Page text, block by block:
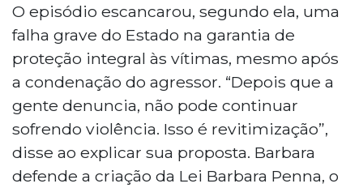
O episódio escancarou, segundo ela, uma
falha grave do Estado na garantia de
proteção integral às vítimas, mesmo após
a condenação do agressor. “Depois que a
gente denuncia, não pode continuar
sofrendo violência. Isso é revitimização”,
disse ao explicar sua proposta. Barbara
defende a criação da Lei Barbara Penna, o